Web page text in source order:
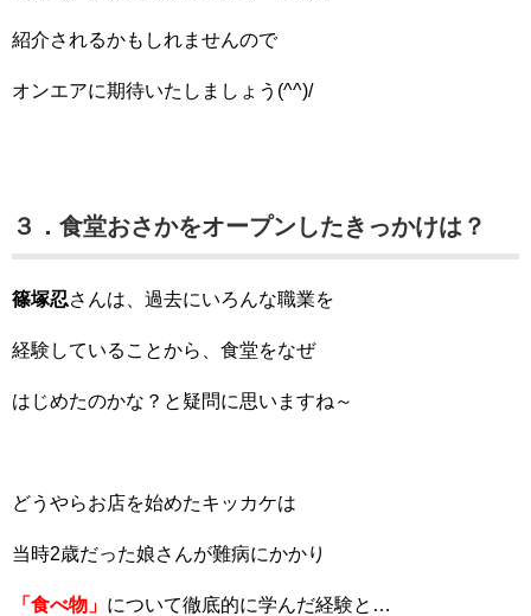
紹介されるかもしれませんので
オンエアに期待いたしましょう(^^)/
３．食堂おさかをオープンしたきっかけは？
篠塚忍さんは、過去にいろんな職業を
経験していることから、食堂をなぜ
はじめたのかな？と疑問に思いますね～
どうやらお店を始めたキッカケは
当時2歳だった娘さんが難病にかかり
「食べ物」 について徹底的に学んだ経験と…